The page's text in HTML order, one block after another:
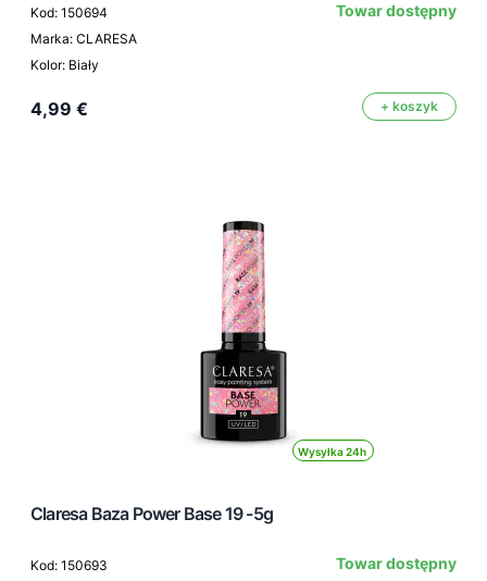
Kod: 150694
Marka: CLARESA
Kolor: Biały
Towar dostępny
4,99 € + koszyk
Wysyłka 24h
Claresa Baza Power Base 19 -5g
Kod: 150693
Towar dostępny